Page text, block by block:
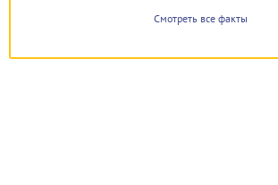
Смотреть все факты